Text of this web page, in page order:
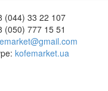
(044) 33 22 107
(050) 777 15 51
kofemarket.ua